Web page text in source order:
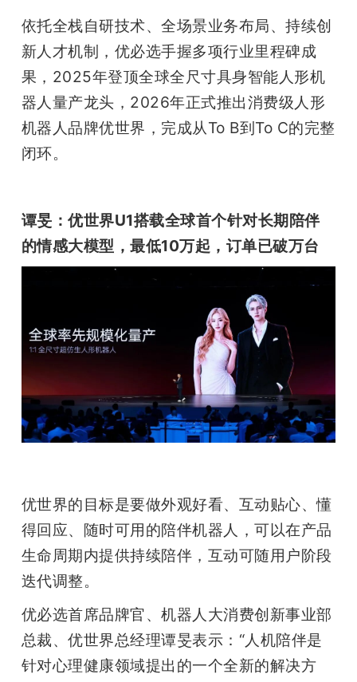
依托全栈自研技术、全场景业务布局、持续创
新人才机制，优必选手握多项行业里程碑成
果，2025年登顶全球全尺寸具身智能人形机
器人量产龙头，2026年正式推出消费级人形
机器人品牌优世界，完成从To B到To C的完整
闭环。
谭旻：优世界U1搭载全球首个针对长期陪伴
的情感大模型，最低10万起，订单已破万台
优世界的目标是要做外观好看、互动贴心、懂
得回应、随时可用的陪伴机器人，可以在产品
生命周期内提供持续陪伴，互动可随用户阶段
迭代调整。
优必选首席品牌官、机器人大消费创新事业部
总裁、优世界总经理谭旻表示：“人机陪伴是
针对心理健康领域提出的一个全新的解决方